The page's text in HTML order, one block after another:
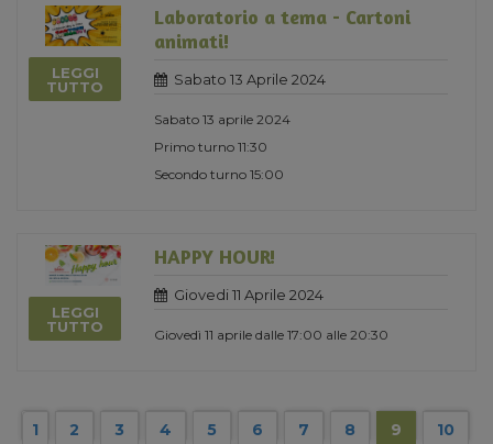
LEGGI
TUTTO
Laboratorio a tema - Cartoni
animati!
Sabato 13 Aprile 2024
Sabato 13 aprile 2024
Primo turno 11:30
Secondo turno 15:00
LEGGI
TUTTO
HAPPY HOUR!
Giovedi 11 Aprile 2024
Giovedì 11 aprile dalle 17:00 alle 20:30
1 2 3 4 5 6 7 8 9 10